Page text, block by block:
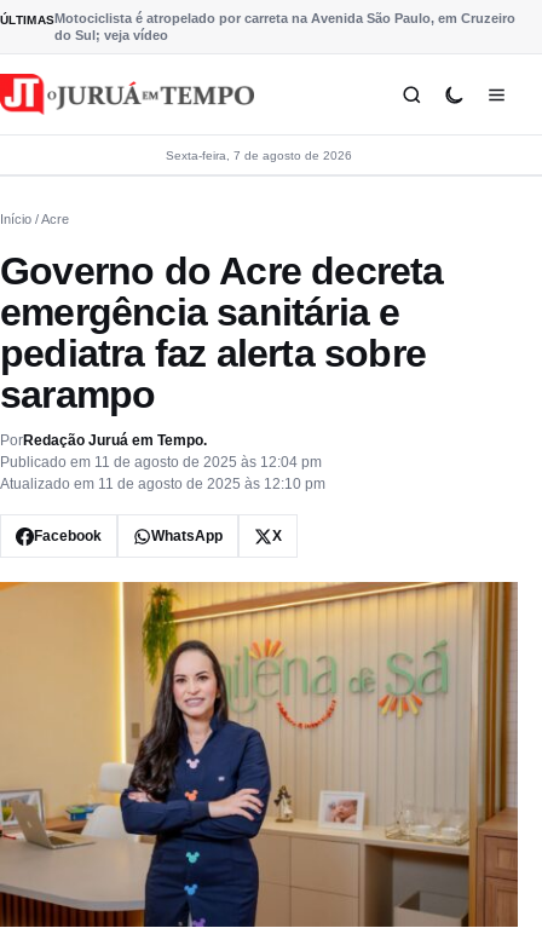
Pular para o conteúdo
ÚLTIMASMotociclista é atropelado por carreta na Avenida São Paulo, em Cruzeiro
do Sul; veja vídeo
Sexta-feira, 7 de agosto de 2026
Início / Acre
Governo do Acre decreta
emergência sanitária e
pediatra faz alerta sobre
sarampo
PorRedação Juruá em Tempo.
Publicado em 11 de agosto de 2025 às 12:04 pm
Atualizado em 11 de agosto de 2025 às 12:10 pm
Facebook WhatsApp X